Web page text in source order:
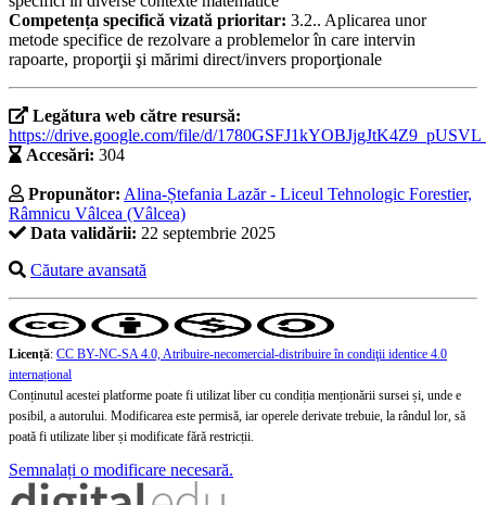
Competența specifică vizată prioritar: 3.2.. Aplicarea unor
metode specifice de rezolvare a problemelor în care intervin
rapoarte, proporţii şi mărimi direct/invers proporţionale
Legătura web către resursă:
https://drive.google.com/file/d/
Accesări: 304
Propunător: Alina-Ștefania Lazăr - Liceul Tehnologic Forestier,
Râmnicu Vâlcea (Vâlcea)
Data validării: 22 septembrie 2025
Căutare avansată
Licență: CC BY-NC-SA 4.0, Atribuire-necomercial-distribuire în condiţii identice 4.0
internațional
Conținutul acestei platforme poate fi utilizat liber cu condiția menționării sursei și, unde e
posibil, a autorului. Modificarea este permisă, iar operele derivate trebuie, la rândul lor, să
poată fi utilizate liber și modificate fără restricții.
Semnalați o modificare necesară.